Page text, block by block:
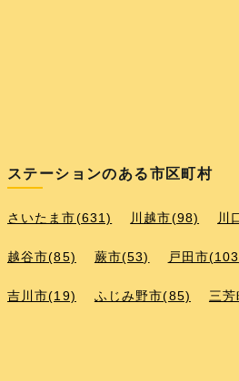
ステーションのある市区町村
さいたま市(631) 川越市(98) 川
越谷市(85) 蕨市(53) 戸田市
吉川市(19) ふじみ野市(85) 三